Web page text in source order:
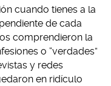
cuando tienes a la
de cada
comprendieron la
o “verdades”
y redes
en ridículo